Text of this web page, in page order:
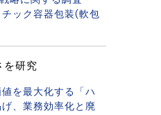
ック容器包装(軟包
研究
を最大化する「ハ
、業務効率化と廃